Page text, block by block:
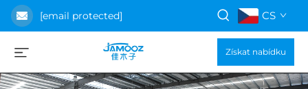
[email protected] CS
Získat nabídku